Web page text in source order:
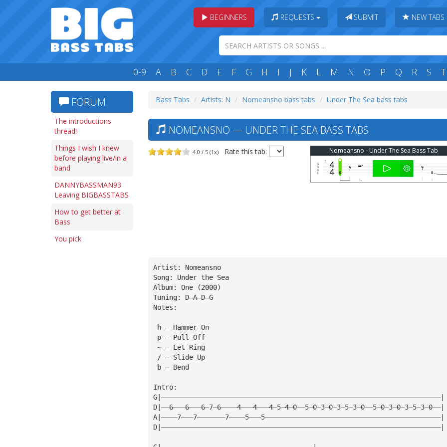
BEGINNERS REQUESTS SUBMIT NEW TABS
0-9 A B C D E F G H I J K L M N O P Q R S T
FORUM
The introductions
thread!
Things I wish I knew
before playing live/in a
band
DANNYBASSMAN93
Leaving BIGBASSTABS
How to get better at
Bass
You pick
Bass Tabs Artists: N Nomeansno bass tabs Under The Sea bass tabs
NOMEANSNO — UNDER THE SEA BASS TABS
4.0 / 5 (1x) Rate this tab: Nomeansno - Under The Sea Bass Tab
Artist: Nomeansno
Song: Under the Sea
Album: One (2000)
Tuning: D—A—D—G
Notes:
h — Hammer—On
p — Pull—Off
~ — Let Ring
/ — Slide Up
b — Bend
Intro:
G|——————————————————————————————————————————————————————————————————————|
D|——6———6———6—7—6————4———4———4—5—4—0——5—0—3—0—3—5—3—0——5—0—3—0—3—5—3—0——|
A|————7———7———————7————5———5————————————————————————————————————————————|